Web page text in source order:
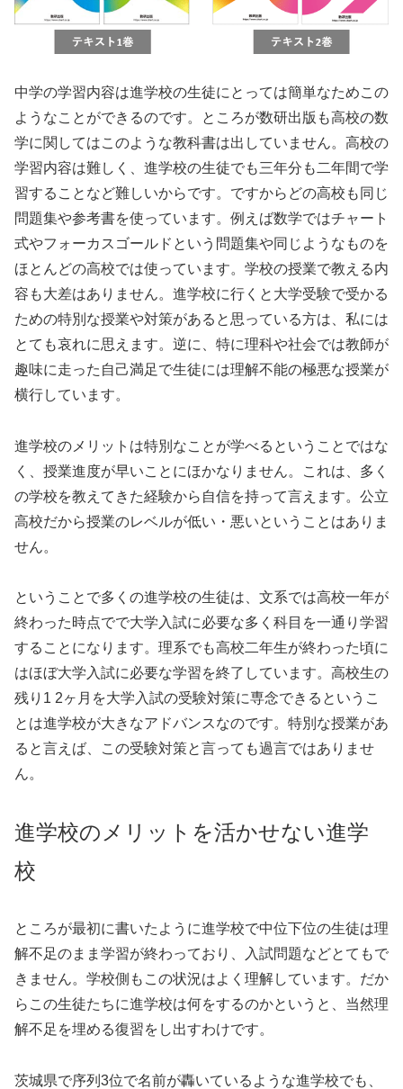
中学の学習内容は進学校の生徒にとっては簡単なためこの
ようなことができるのです。ところが数研出版も高校の数
学に関してはこのような教科書は出していません。高校の
学習内容は難しく、進学校の生徒でも三年分も二年間で学
習することなど難しいからです。ですからどの高校も同じ
問題集や参考書を使っています。例えば数学ではチャート
式やフォーカスゴールドという問題集や同じようなものを
ほとんどの高校では使っています。学校の授業で教える内
容も大差はありません。進学校に行くと大学受験で受かる
ための特別な授業や対策があると思っている方は、私には
とても哀れに思えます。逆に、特に理科や社会では教師が
趣味に走った自己満足で生徒には理解不能の極悪な授業が
横行しています。
進学校のメリットは特別なことが学べるということではな
く、授業進度が早いことにほかなりません。これは、多く
の学校を教えてきた経験から自信を持って言えます。公立
高校だから授業のレベルが低い・悪いということはありま
せん。
ということで多くの進学校の生徒は、文系では高校一年が
終わった時点でで大学入試に必要な多く科目を一通り学習
することになります。理系でも高校二年生が終わった頃に
はほぼ大学入試に必要な学習を終了しています。高校生の
残り1 2ヶ月を大学入試の受験対策に専念できるというこ
とは進学校が大きなアドバンスなのです。特別な授業があ
ると言えば、この受験対策と言っても過言ではありませ
ん。
進学校のメリットを活かせない進学
校
ところが最初に書いたように進学校で中位下位の生徒は理
解不足のまま学習が終わっており、入試問題などとてもで
きません。学校側もこの状況はよく理解しています。だか
らこの生徒たちに進学校は何をするのかというと、当然理
解不足を埋める復習をし出すわけです。
茨城県で序列3位で名前が轟いているような進学校でも、